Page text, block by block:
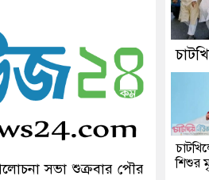
সভা শুক্রবার পৌর
শিশুর